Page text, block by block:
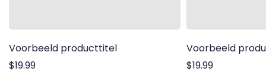
Voorbeeld producttitel
$19.99
Voorbeeld
$19.99